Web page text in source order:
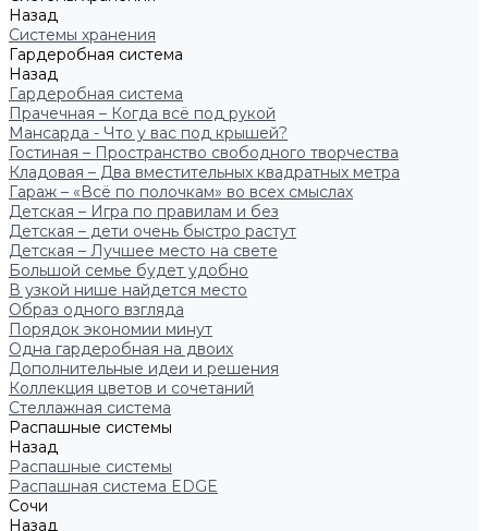
Назад
Системы хранения
Гардеробная система
Назад
Гардеробная система
Прачечная – Когда всё под рукой
Мансарда - Что у вас под крышей?
Гостиная – Пространство свободного творчества
Кладовая – Два вместительных квадратных метра
Гараж – «Всё по полочкам» во всех смыслах
Детская – Игра по правилам и без
Детская – дети очень быстро растут
Детская – Лучшее место на свете
Большой семье будет удобно
В узкой нише найдется место
Образ одного взгляда
Порядок экономии минут
Одна гардеробная на двоих
Дополнительные идеи и решения
Коллекция цветов и сочетаний
Стеллажная система
Распашные системы
Назад
Распашные системы
Распашная система EDGE
Сочи
Назад